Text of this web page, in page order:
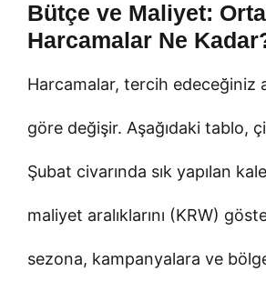
Bütçe ve Maliyet:
Harcamalar Ne
Harcamalar, tercih edeceğiniz
göre değişir. Aşağıdaki tablo,
Şubat civarında sık yapılan
maliyet aralıklarını (KRW)
sezona, kampanyalara ve